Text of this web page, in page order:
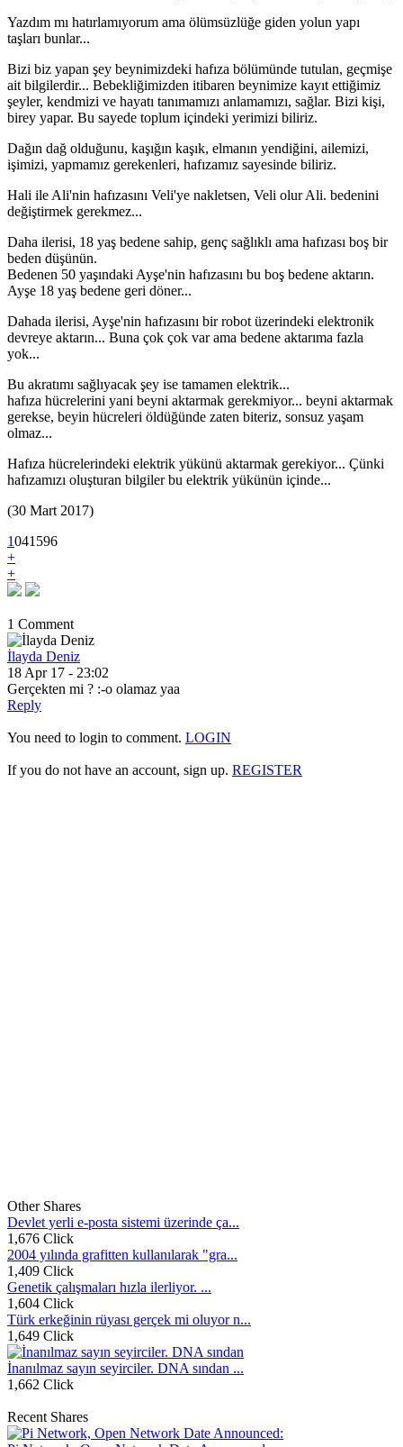
Yazdım mı hatırlamıyorum ama ölümsüzlüğe giden yolun yapı
taşları bunlar...
Bizi biz yapan şey beynimizdeki hafıza bölümünde tutulan, geçmişe
ait bilgilerdir... Bebekliğimizden itibaren beynimize kayıt ettiğimiz
şeyler, kendmizi ve hayatı tanımamızı anlamamızı, sağlar. Bizi kişi,
birey yapar. Bu sayede toplum içindeki yerimizi biliriz.
Dağın dağ olduğunu, kaşığın kaşık, elmanın yendiğini, ailemizi,
işimizi, yapmamız gerekenleri, hafızamız sayesinde biliriz.
Hali ile Ali'nin hafızasını Veli'ye nakletsen, Veli olur Ali. bedenini
değiştirmek gerekmez...
Daha ilerisi, 18 yaş bedene sahip, genç sağlıklı ama hafızası boş bir
beden düşünün.
Bedenen 50 yaşındaki Ayşe'nin hafızasını bu boş bedene aktarın.
Ayşe 18 yaş bedene geri döner...
Dahada ilerisi, Ayşe'nin hafızasını bir robot üzerindeki elektronik
devreye aktarın... Buna çok çok var ama bedene aktarıma fazla
yok...
Bu akratımı sağlıyacak şey ise tamamen elektrik...
hafıza hücrelerini yani beyni aktarmak gerekmiyor... beyni aktarmak
gerekse, beyin hücreleri öldüğünde zaten biteriz, sonsuz yaşam
olmaz...
Hafıza hücrelerindeki elektrik yükünü aktarmak gerekiyor... Çünki
hafızamızı oluşturan bilgiler bu elektrik yükünün içinde...
(30 Mart 2017)
1041596
+
+
1 Comment
İlayda Deniz
18 Apr 17 - 23:02
Gerçekten mi ? :-o olamaz yaa
Reply
You need to login to comment. LOGIN
If you do not have an account, sign up. REGISTER
Other Shares
Devlet yerli e-posta sistemi üzerinde ça...
1,676 Click
2004 yılında grafitten kullanılarak "gra...
1,409 Click
Genetik çalışmaları hızla ilerliyor. ...
1,604 Click
Türk erkeğinin rüyası gerçek mi oluyor n...
1,649 Click
İnanılmaz sayın seyirciler. DNA sından ...
1,662 Click
Recent Shares